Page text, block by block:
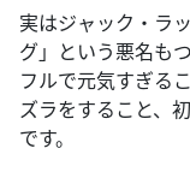
実はジャック・ラ
グ」という悪名も
フルで元気すぎる
ズラをすること、
です。